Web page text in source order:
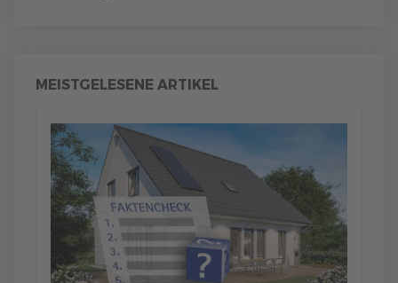
MEISTGELESENE ARTIKEL